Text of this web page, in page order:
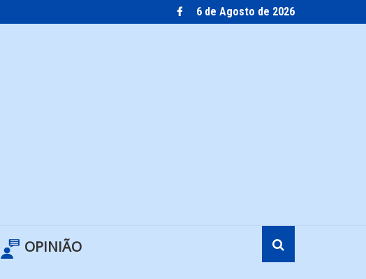
6 de Agosto de 2026
OPINIÃO